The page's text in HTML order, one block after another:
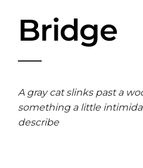
Bridge
A gray cat slinks past a
something a little
describe